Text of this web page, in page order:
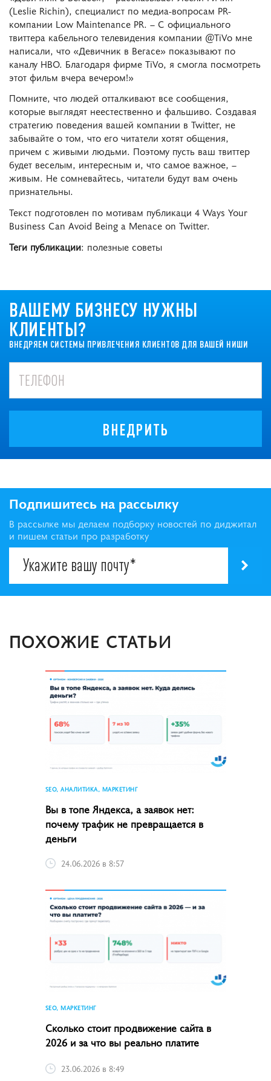
(Leslie Richin), специалист по медиа-вопросам PR-
компании Low Maintenance PR. – С официального
твиттера кабельного телевидения компании @TiVo мне
написали, что «Девичник в Вегасе» показывают по
каналу HBO. Благодаря фирме TiVo, я смогла посмотреть
этот фильм вчера вечером!»
Помните, что людей отталкивают все сообщения,
которые выглядят неестественно и фальшиво. Создавая
стратегию поведения вашей компании в Twitter, не
забывайте о том, что его читатели хотят общения,
причем с живыми людьми. Поэтому пусть ваш твиттер
будет веселым, интересным и, что самое важное, –
живым. Не сомневайтесь, читатели будут вам очень
признательны.
Текст подготовлен по мотивам публикаци 4 Ways Your
Business Can Avoid Being a Menace on Twitter.
Теги публикации: полезные советы
ВАШЕМУ БИЗНЕСУ НУЖНЫ
КЛИЕНТЫ?
ВНЕДРЯЕМ СИСТЕМЫ ПРИВЛЕЧЕНИЯ КЛИЕНТОВ ДЛЯ ВАШЕЙ НИШИ
ВНЕДРИТЬ
Подпишитесь на рассылку
В рассылке мы делаем подборку новостей по диджитал
и пишем статьи про разработку
ПОХОЖИЕ СТАТЬИ
SEO, АНАЛИТИКА, МАРКЕТИНГ
Вы в топе Яндекса, а заявок нет:
почему трафик не превращается в
деньги
24.06.2026 в 8:57
SEO, МАРКЕТИНГ
Сколько стоит продвижение сайта в
2026 и за что вы реально платите
23.06.2026 в 8:49